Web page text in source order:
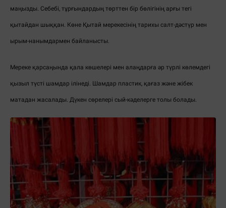
маңызды. Себебі, тұрғындардың төрттен бір бөлігінің арғы тегі
қытайдан шыққан. Көне Қытай мерекесінің тарихы салт-дәстүр мен
ырым-нанымдармен байланысты.
Мереке қарсаңында қала көшелері мен алаңдарға әр түрлі көлемдегі
қызыл түсті шамдар ілінеді. Шамдар пластик, қағаз және жібек
матадан жасалады. Дүкен сөрелері сый-кәделерге толы болады.